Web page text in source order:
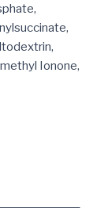
Ionone,